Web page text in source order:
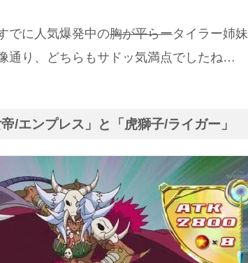
でに人気爆発中の胸が平らータイラー姉妹
通り、どちらもサドッ気満点でしたね…
/エンプレス」と「虎獅子/ライガー」